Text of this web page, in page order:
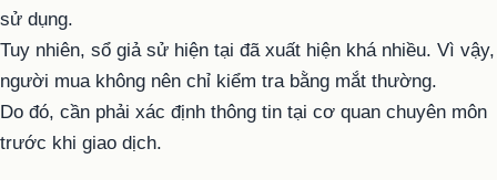
sử dụng.
Tuy nhiên, sổ giả sử hiện tại đã xuất hiện khá nhiều. Vì vậy,
người mua không nên chỉ kiểm tra bằng mắt thường.
Do đó, cần phải xác định thông tin tại cơ quan chuyên môn
trước khi giao dịch.